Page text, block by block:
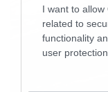
I want to
related to
functionality
user protection.